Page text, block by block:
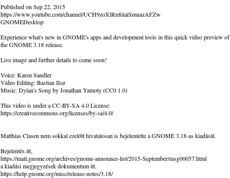
Published on Sep 22, 2015
https://www.youtube.com/channel/UCH9zoXlRn8iiaiSmuazAFZw
GNOMEDesktop
Experience what's new in GNOME's apps and development tools in this quick video preview of
the GNOME 3.18 release.
Live image and further details to come soon!
Voice: Karen Sandler
Video Editing: Bastian Ilsø
Music: Dylan's Song by Jonathan Yamoty (CC0 1.0)
This video is under a CC-BY-SA 4.0 License:
https://creativecommons.org/licenses/by-sa/4.0/
Matthias Clasen nem sokkal ezelőtt hivatalosan is bejelentette a GNOME 3.18-as kiadását.
Bejelentés itt,
https://mail.gnome.org/archives/gnome-announce-list/2015-September/msg00057.html
a kiadási megjegyzések dokumentum itt.
https://help.gnome.org/misc/release-notes/3.18/